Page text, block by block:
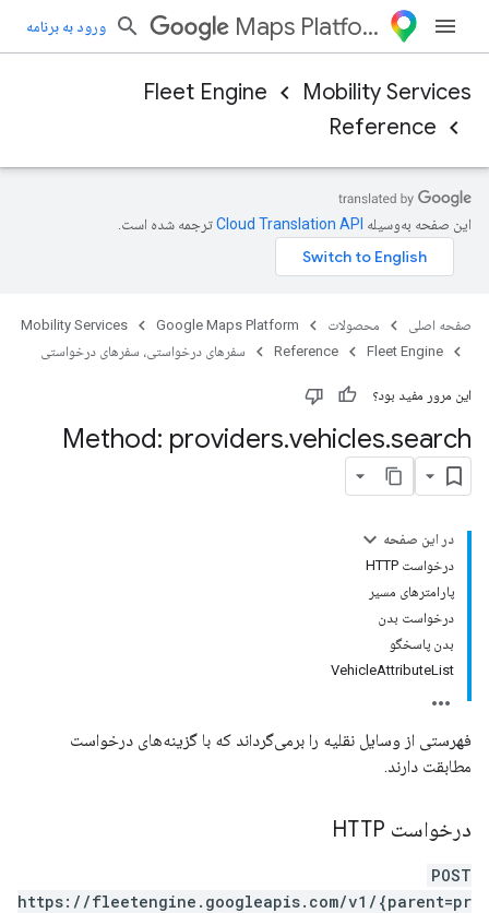
Maps Platform ورود به برنامه
Mobility Services
Fleet Engine
Reference
این صفحه به‌وسیله ترجمه شده است.
صفحه اصلی محصولات Google Maps Platform
Mobility Services
Fleet Engine
Reference سفرهای درخواستی، سفرهای درخواستی
این مرور مفید بود؟
Method: providers.vehicles.search
در این صفحه
درخواست HTTP
پارامترهای مسیر
درخواست بدن
بدن پاسخگو
VehicleAttributeList
فهرستی از وسایل نقلیه را برمی‌گرداند که با گزینه‌های درخواست
مطابقت دارند.
درخواست HTTP
POST
https://fleetengine.googleapis.com/v1/{parent=pr